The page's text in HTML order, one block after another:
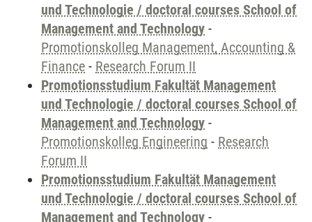
und Technologie / doctoral courses School of
Management and Technology -
Promotionskolleg Management, Accounting &
Finance - Research Forum II
Promotionsstudium Fakultät Management
und Technologie / doctoral courses School of
Management and Technology -
Promotionskolleg Engineering - Research
Forum II
Promotionsstudium Fakultät Management
und Technologie / doctoral courses School of
Management and Technology -